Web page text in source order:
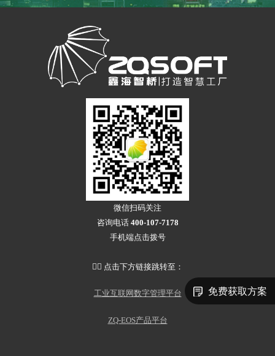
微信扫码关注
咨询电话 400-107-7178
手机端点击拨号
👇🏻 点击下方链接跳转至：
工业互联网数字管理平台
ZQ-EOS产品平台
免费获取方案